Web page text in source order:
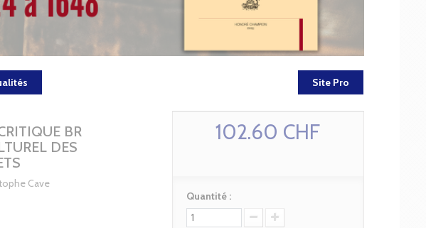
Site Pro
BR
DES
Cave
102.60 CHF
Quantité :